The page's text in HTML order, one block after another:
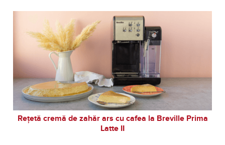
Rețetă cremă de zahăr ars cu cafea la Breville Prima
Latte II